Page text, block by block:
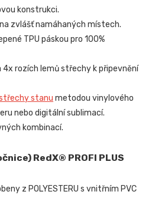
konstrukci.
zvlášť namáhaných místech.
TPU páskou pro 100%
4x rozích lemů střechy k připevnění
stanu metodou vinylového
nebo digitální sublimací.
kombinací.
RedX® PROFI PLUS
z POLYESTERU s vnitřním PVC